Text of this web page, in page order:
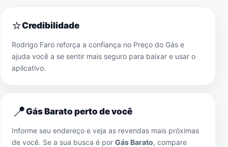
⭐Credibilidade
Rodrigo Faro reforça a confiança no Preço do Gás e
ajuda você a se sentir mais seguro para baixar e usar o
aplicativo.
📍Gás Barato perto de você
Informe seu endereço e veja as revendas mais próximas
de você. Se a sua busca é por Gás Barato, compare